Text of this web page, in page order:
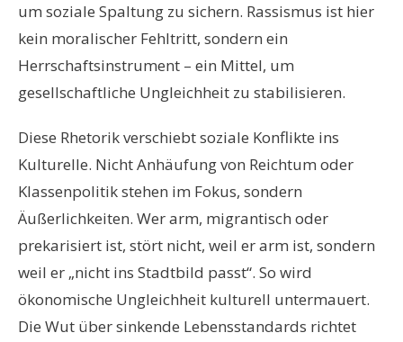
um soziale Spaltung zu sichern. Rassismus ist hier
kein moralischer Fehltritt, sondern ein
Herrschaftsinstrument – ein Mittel, um
gesellschaftliche Ungleichheit zu stabilisieren.
Diese Rhetorik verschiebt soziale Konflikte ins
Kulturelle. Nicht Anhäufung von Reichtum oder
Klassenpolitik stehen im Fokus, sondern
Äußerlichkeiten. Wer arm, migrantisch oder
prekarisiert ist, stört nicht, weil er arm ist, sondern
weil er „nicht ins Stadtbild passt“. So wird
ökonomische Ungleichheit kulturell untermauert.
Die Wut über sinkende Lebensstandards richtet